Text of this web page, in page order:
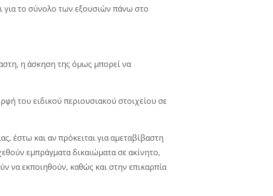
για το σύνολο των εξουσιών πάνω στο
η άσκηση της όμως μπορεί να
του ειδικού περιουσιακού στοιχείου σε
έστω και αν πρόκειται για αμεταβίβαστη
εμπράγματα δικαιώματα σε ακίνητο,
να εκποιηθούν, καθώς και στην επικαρπία